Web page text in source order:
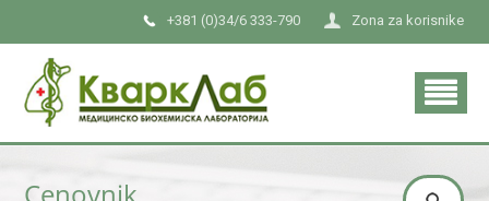
Zona za korisnike
+381 (0)34/6 333-790